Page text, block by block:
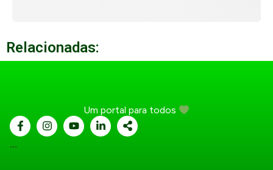
Relacionadas:
Um portal para todos
...